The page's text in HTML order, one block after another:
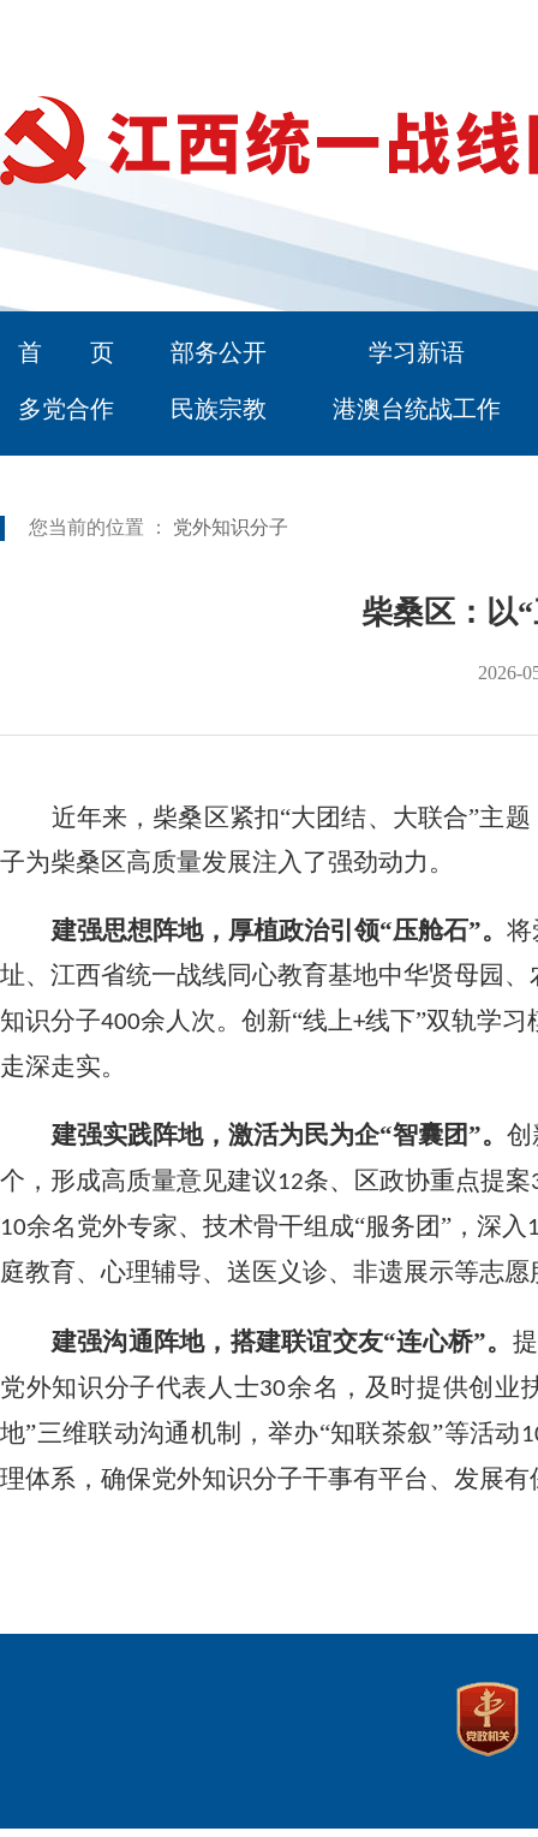
首 页 部务公开 学习新语
多党合作 民族宗教 港澳台统战工作
您当前的位置 ： 党外知识分子
柴桑区：以
2026-
近年来， 柴桑区紧扣“大团结、 大联合”主题
子为柴桑区高质量发展注入了强劲动力。
建强思想阵地，厚植政治引领“压舱石”。 将
址、江西省统一战线同心教育基地中华贤母园 、
知识分子400余人次。创新“线上+线下”双轨学习
走深走实。
建强实践阵地，激活为民为企“智囊团”。 创
个，形成高质量意见建议12条、区政协重点提案
10余名党外专家、技术骨干组成“服务团” ，深入
庭教育、心理辅导、 送医 义诊、非遗展示等志愿
建强沟通阵地，搭建联谊交友“连心桥”。
党外知识分子代表人士30余名， 及时提供创业
地”三维联动沟通机制， 举办“知联茶叙”等活动
理体系， 确保党外知识分子干事有平台、发展